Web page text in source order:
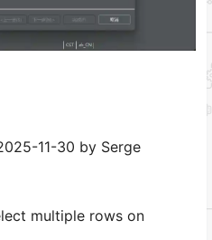
11-30 by Serge
multiple rows on